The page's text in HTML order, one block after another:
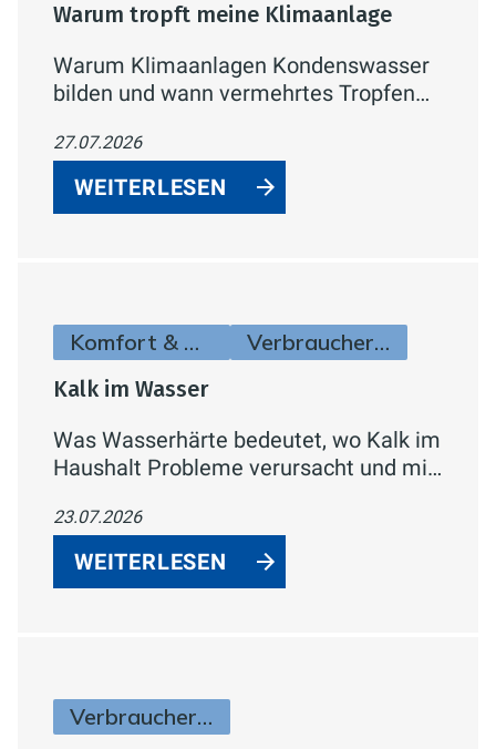
Warum tropft meine Klimaanlage
Warum Klimaanlagen Kondenswasser
bilden und wann vermehrtes Tropfen
27.07.2026
WEITERLESEN
Komfort & Hygiene Verbraucherinfos
Kalk im Wasser
Was Wasserhärte bedeutet, wo Kalk im
Haushalt Probleme verursacht und mit
Kalkablagerungen reduzieren lassen.
23.07.2026
WEITERLESEN
Verbraucherinfos